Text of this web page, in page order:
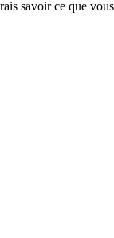
savoir ce que